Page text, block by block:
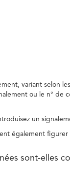
variant selon
ou le n° de
un
également
sont-elles